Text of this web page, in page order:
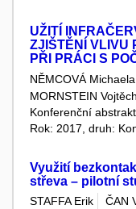
UŽITÍ
ZJIŠTĚNÍ VLIVU
PŘI PRÁCI S
NĚMCOVÁ Michaela
MORNSTEIN Vojtěch
Konferenční
Rok: 2017, druh:
Využití
střeva – pilotní
STAFFA Erik ČAN